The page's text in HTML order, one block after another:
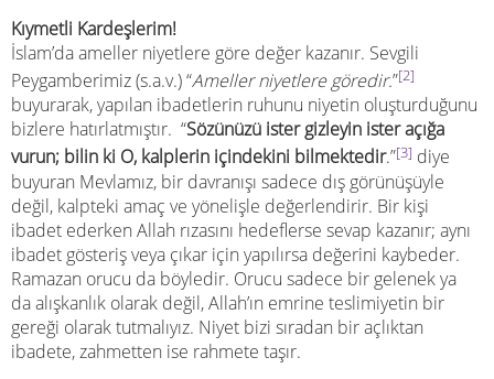
Kıymetli Kardeşlerim!
İslam’da ameller niyetlere göre değer kazanır. Sevgili
Peygamberimiz (s.a.v.) “Ameller niyetlere göredir.”[2]
buyurarak, yapılan ibadetlerin ruhunu niyetin oluşturduğunu
bizlere hatırlatmıştır. “Sözünüzü ister gizleyin ister açığa
vurun; bilin ki O, kalplerin içindekini bilmektedir.”[3] diye
buyuran Mevlamız, bir davranışı sadece dış görünüşüyle
değil, kalpteki amaç ve yönelişle değerlendirir. Bir kişi
ibadet ederken Allah rızasını hedeflerse sevap kazanır; aynı
ibadet gösteriş veya çıkar için yapılırsa değerini kaybeder.
Ramazan orucu da böyledir. Orucu sadece bir gelenek ya
da alışkanlık olarak değil, Allah’ın emrine teslimiyetin bir
gereği olarak tutmalıyız. Niyet bizi sıradan bir açlıktan
ibadete, zahmetten ise rahmete taşır.